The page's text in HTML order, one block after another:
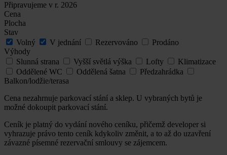
Připravujeme v r. 2026
Cena
Plocha
Stav
Volný
V jednání Rezervováno
Prodáno
Výhody
Slunná strana
Vyšší světlá výška Lofty
Klimatizace
Oddělené WC
Oddělená šatna
Předzahrádka
Balkon/lodžie/terasa
Cena nezahrnuje parkovací stání a sklep. U vybraných bytů je
možné dokoupit parkovací stání.
Ceník je platný do vydání nového ceníku, přičemž developer si
vyhrazuje právo tento ceník kdykoliv změnit, a to až do uzavření
závazné písemné rezervační smlouvy se zájemcem.